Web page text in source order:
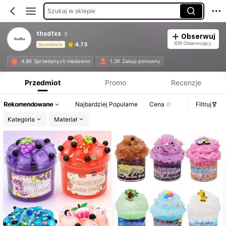
Szukaj w sklepie
thsdfxx
Sprzedawca 4.73
Obserwuj
635 Obserwujący
4.8K Sprzedanych niedawno 1.2K Zakup ponowny
Przedmiot Promo Recenzje
Rekomendowane Najbardziej Popularne Cena
Filtruj
Kategoria
Materiał